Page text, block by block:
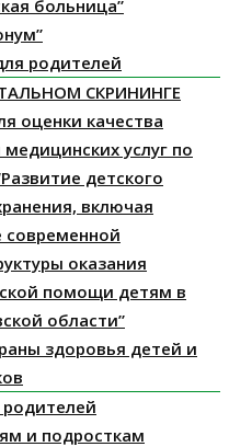
больница”
родителей
СКРИНИНГЕ
оценки качества
медицинских услуг по
детского
включая
современной
оказания
помощи детям в
области”
здоровья детей и
и подросткам